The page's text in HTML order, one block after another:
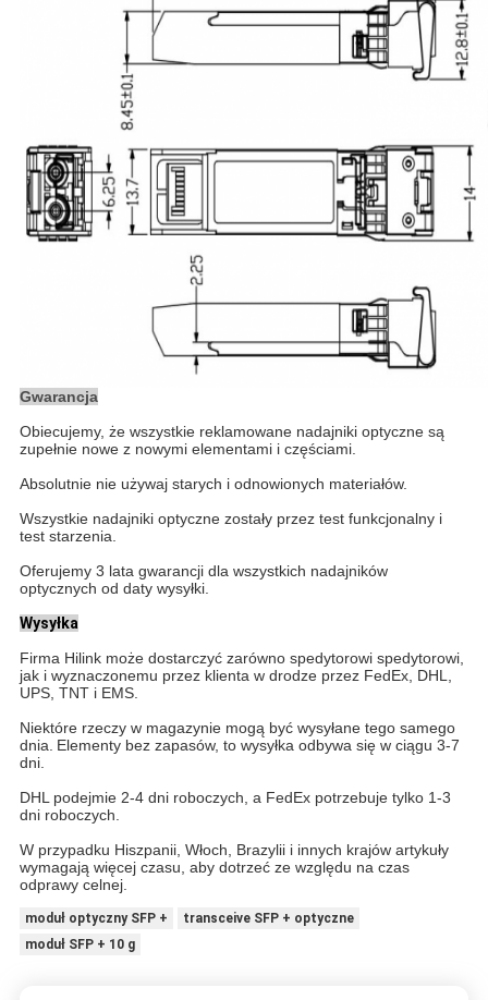
Gwarancja
Obiecujemy, że wszystkie reklamowane nadajniki optyczne są
zupełnie nowe z nowymi elementami i częściami.
Absolutnie nie używaj starych i odnowionych materiałów.
Wszystkie nadajniki optyczne zostały przez test funkcjonalny i
test starzenia.
Oferujemy 3 lata gwarancji dla wszystkich nadajników
optycznych od daty wysyłki.
Wysyłka
Firma Hilink może dostarczyć zarówno spedytorowi spedytorowi,
jak i wyznaczonemu przez klienta w drodze przez FedEx, DHL,
UPS, TNT i EMS.
Niektóre rzeczy w magazynie mogą być wysyłane tego samego
dnia. Elementy bez zapasów, to wysyłka odbywa się w ciągu 3-7
dni.
DHL podejmie 2-4 dni roboczych, a FedEx potrzebuje tylko 1-3
dni roboczych.
W przypadku Hiszpanii, Włoch, Brazylii i innych krajów artykuły
wymagają więcej czasu, aby dotrzeć ze względu na czas
odprawy celnej.
moduł optyczny SFP +
transceive SFP + optyczne
moduł SFP + 10 g